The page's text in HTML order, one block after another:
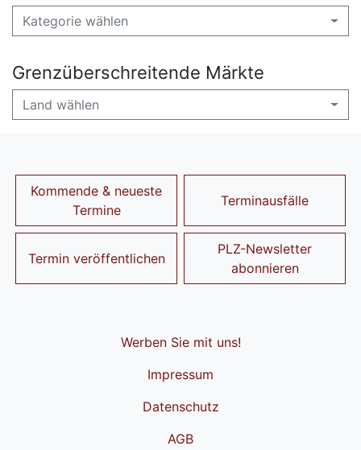
Kategorie wählen
Grenzüberschreitende Märkte
Land wählen
Kommende & neueste
Termine
Terminausfälle
Termin veröffentlichen
PLZ-Newsletter
abonnieren
Werben Sie mit uns!
Impressum
Datenschutz
AGB